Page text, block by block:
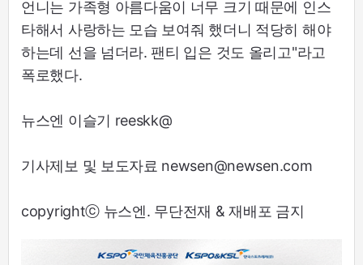
언니는 가족형 아름다움이 너무 크기 때문에 인스
타해서 사랑하는 모습 보여줘 했더니 적당히 해야
하는데 선을 넘더라. 팬티 입은 것도 올리고"라고
폭로했다.
뉴스엔 이슬기 reeskk@
기사제보 및 보도자료 newsen@newsen.com
copyrightⓒ 뉴스엔. 무단전재 & 재배포 금지